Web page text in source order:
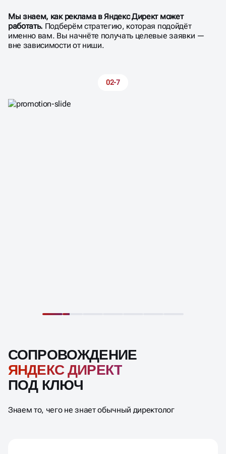
Мы знаем, как реклама в Яндекс Директ может
работать. Подберём стратегию, которая подойдёт
именно вам. Вы начнёте получать целевые заявки —
вне зависимости от ниши.
02-7
СОПРОВОЖДЕНИЕ
ЯНДЕКС ДИРЕКТ
ПОД КЛЮЧ
Знаем то, чего не знает обычный директолог